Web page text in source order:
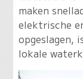
maken
elektrische
opgeslagen,
lokale